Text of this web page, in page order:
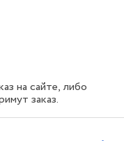
на сайте, либо
заказ.